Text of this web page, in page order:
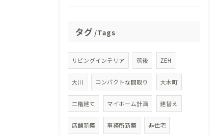
タグ Tags
リビングインテリア 筑後 ZEH
大川 コンパクトな間取り 大木町
二階建て マイホーム計画 建替え
店舗新築 事務所新築 非住宅